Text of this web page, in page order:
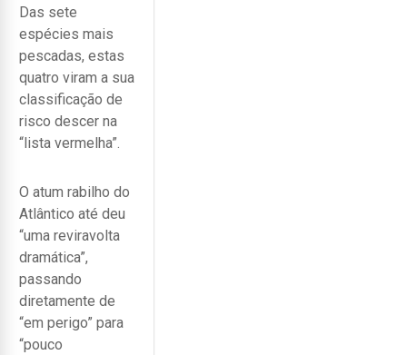
Das sete
espécies mais
pescadas, estas
quatro viram a sua
classificação de
risco descer na
“lista vermelha”.
O atum rabilho do
Atlântico até deu
“uma reviravolta
dramática”,
passando
diretamente de
“em perigo” para
“pouco